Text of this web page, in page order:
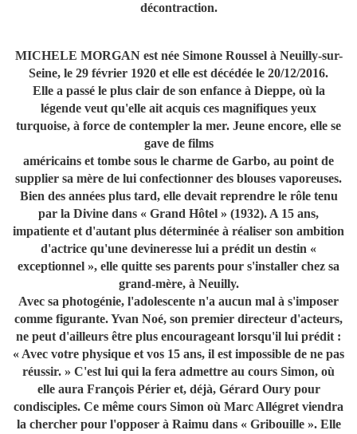
décontraction.
MICHELE MORGAN est née Simone Roussel à Neuilly-sur-
Seine, le 29 février 1920 et elle est décédée le 20/12/2016.
Elle a passé le plus clair de son enfance à Dieppe, où la
légende veut qu'elle ait acquis ces magnifiques yeux
turquoise, à force de contempler la mer. Jeune encore, elle se
gave de films
américains et tombe sous le charme de Garbo, au point de
supplier sa mère de lui confectionner des blouses vaporeuses.
Bien des années plus tard, elle devait reprendre le rôle tenu
par la Divine dans « Grand Hôtel » (1932). A 15 ans,
impatiente et d'autant plus déterminée à réaliser son ambition
d'actrice qu'une devineresse lui a prédit un destin «
exceptionnel », elle quitte ses parents pour s'installer chez sa
grand-mère, à Neuilly.
Avec sa photogénie, l'adolescente n'a aucun mal à s'imposer
comme figurante. Yvan Noé, son premier directeur d'acteurs,
ne peut d'ailleurs être plus encourageant lorsqu'il lui prédit :
« Avec votre physique et vos 15 ans, il est impossible de ne pas
réussir. » C'est lui qui la fera admettre au cours Simon, où
elle aura François Périer et, déjà, Gérard Oury pour
condisciples. Ce même cours Simon où Marc Allégret viendra
la chercher pour l'opposer à Raimu dans « Gribouille ». Elle